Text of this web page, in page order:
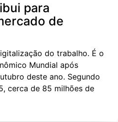
para
de
do trabalho. É o
Mundial após
deste ano. Segundo
cerca de 85 milhões de